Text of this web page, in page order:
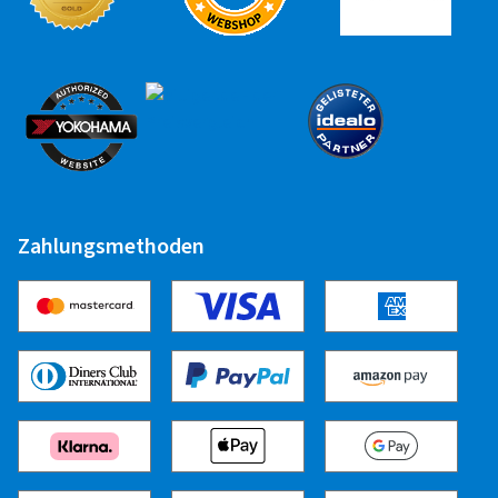
Wohnwagen
Alufelge 10" - 16"
15,50 EUR
Alufelge 17" - 22"
Stahlfelge 17" - 24"
Runflat Aufpreis
2,50 EUR
Zahlungsmethoden